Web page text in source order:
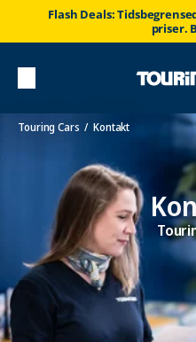
Flash Deals:
priser.
Touring Cars Kontakt